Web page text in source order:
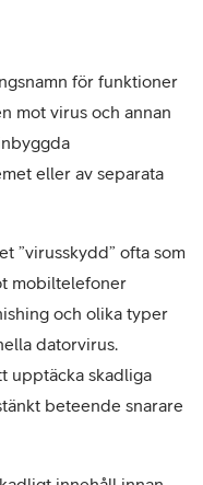
för funktioner
mot virus och annan
eller av separata
”virusskydd” ofta som
mobiltelefoner
och olika typer
datorvirus.
upptäcka skadliga
beteende snarare